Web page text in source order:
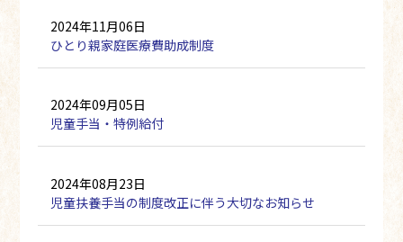
2024年11月06日
ひとり親家庭医療費助成制度
2024年09月05日
児童手当・特例給付
2024年08月23日
児童扶養手当の制度改正に伴う大切なお知らせ